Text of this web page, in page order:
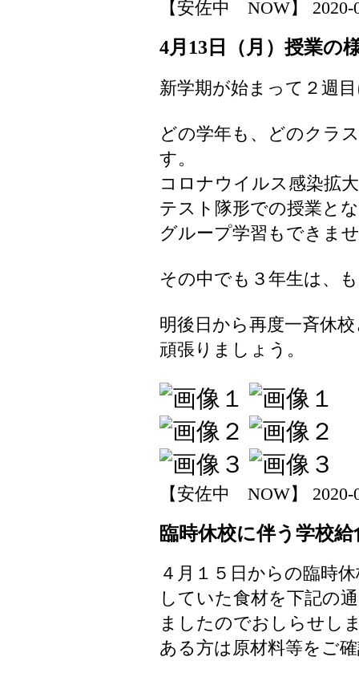
【安佐中 NOW】 2020-
4月13日（月）授業の
新学期が始まって２週
どの学年も、どのクラ
す。
コロナウイルス感染拡
テスト隊形での授業と
グループ学習もできま
その中でも３年生は、
明後日から再度一斉休
頑張りましょう。
【安佐中 NOW】 2020-
臨時休校に伴う学校
４月１５日からの臨時
していた食材を下記の
ましたのでおしらせし
ある方は原材料等をご